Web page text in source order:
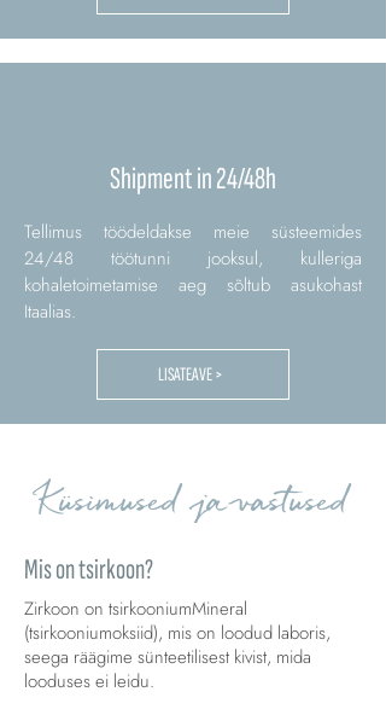
Shipment in 24/48h
Tellimus töödeldakse meie süsteemides
24/48 töötunni jooksul, kulleriga
kohaletoimetamise aeg sõltub asukohast
Itaalias.
LISATEAVE >
Küsimused ja vastused
Mis on tsirkoon?
Zirkoon on tsirkooniumMineral
(tsirkooniumoksiid), mis on loodud laboris,
seega räägime sünteetilisest kivist, mida
looduses ei leidu.